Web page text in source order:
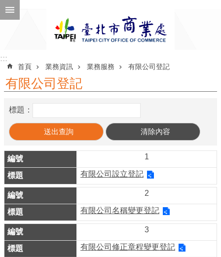
跳到主要內容區塊
訊
息
機
關
介
紹
業
務
資
::::::
首頁 業務資訊 業務服務 有限公司登記
有限公司登記
標題：
1
有限公司設立登記
2
有限公司名稱變更登記
3
有限公司修正章程變更登記